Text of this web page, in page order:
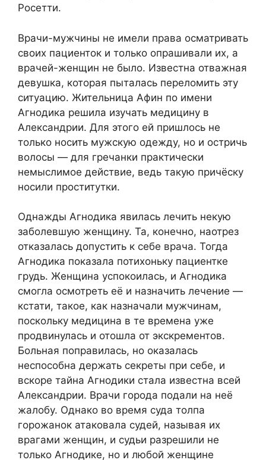
Росетти.
Врачи-мужчины не имели права осматривать
своих пациенток и только опрашивали их, а
врачей-женщин не было. Известна отважная
девушка, которая пыталась переломить эту
ситуацию. Жительница Афин по имени
Агнодика решила изучать медицину в
Александрии. Для этого ей пришлось не
только носить мужскую одежду, но и остричь
волосы — для гречанки практически
немыслимое действие, ведь такую причёску
носили проститутки.
Однажды Агнодика явилась лечить некую
заболевшую женщину. Та, конечно, наотрез
отказалась допустить к себе врача. Тогда
Агнодика показала потихоньку пациентке
грудь. Женщина успокоилась, и Агнодика
смогла осмотреть её и назначить лечение —
кстати, такое, как назначали мужчинам,
поскольку медицина в те времена уже
продвинулась и отошла от экскрементов.
Больная поправилась, но оказалась
неспособна держать секреты при себе, и
вскоре тайна Агнодики стала известна всей
Александрии. Врачи города подали на неё
жалобу. Однако во время суда толпа
горожанок атаковала судей, называя их
врагами женщин, и судьи разрешили не
только Агнодике, но и любой женщине